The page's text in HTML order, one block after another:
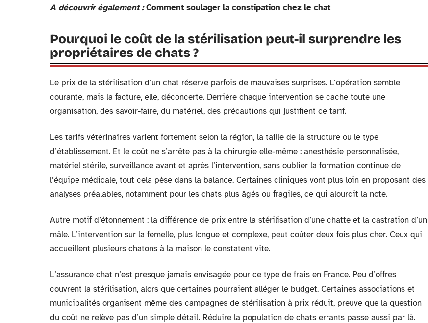
A découvrir également : Comment soulager la constipation chez le chat
Pourquoi le coût de la stérilisation peut-il surprendre les
propriétaires de chats ?
Le prix de la stérilisation d’un chat réserve parfois de mauvaises surprises. L’opération semble
courante, mais la facture, elle, déconcerte. Derrière chaque intervention se cache toute une
organisation, des savoir-faire, du matériel, des précautions qui justifient ce tarif.
Les tarifs vétérinaires varient fortement selon la région, la taille de la structure ou le type
d’établissement. Et le coût ne s’arrête pas à la chirurgie elle-même : anesthésie personnalisée,
matériel stérile, surveillance avant et après l’intervention, sans oublier la formation continue de
l’équipe médicale, tout cela pèse dans la balance. Certaines cliniques vont plus loin en proposant des
analyses préalables, notamment pour les chats plus âgés ou fragiles, ce qui alourdit la note.
Autre motif d’étonnement : la différence de prix entre la stérilisation d’une chatte et la castration d’un
mâle. L’intervention sur la femelle, plus longue et complexe, peut coûter deux fois plus cher. Ceux qui
accueillent plusieurs chatons à la maison le constatent vite.
L’assurance chat n’est presque jamais envisagée pour ce type de frais en France. Peu d’offres
couvrent la stérilisation, alors que certaines pourraient alléger le budget. Certaines associations et
municipalités organisent même des campagnes de stérilisation à prix réduit, preuve que la question
du coût ne relève pas d’un simple détail. Réduire la population de chats errants passe aussi par là.